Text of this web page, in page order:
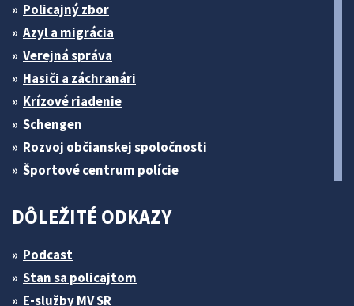
Policajný zbor
Azyl a migrácia
Verejná správa
Hasiči a záchranári
Krízové riadenie
Schengen
Rozvoj občianskej spoločnosti
Športové centrum polície
DÔLEŽITÉ ODKAZY
Podcast
Stan sa policajtom
E-služby MV SR